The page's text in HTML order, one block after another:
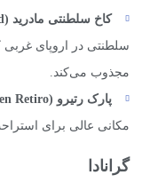
کاخ سلطنتی مادرید (
سلطنتی در اروپای غربی
مجذوب می‌کند.
پارک رتیرو (Retiro
مکانی عالی برای
گرانادا